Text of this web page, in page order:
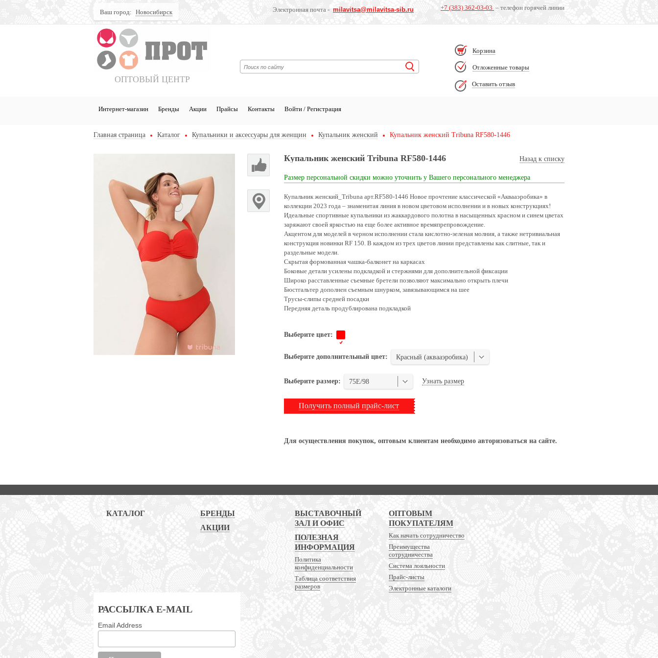
+7 (383) 362-03-03 – телефон горячей линии
Электронная почта - milavitsa@milavitsa-sib.ru
Ваш город: Новосибирск
Корзина
Отложенные товары
Оставить отзыв
ОПТОВЫЙ ЦЕНТР
Интернет-магазин Бренды Акции Прайсы Контакты Войти / Регистрация
Главная страница Каталог Купальники и аксессуары для женщин Купальник женский Купальник женский Tribuna RF580-1446
Назад к списку
Купальник женский Tribuna RF580-1446
Размер персональной скидки можно уточнить у Вашего персонального менеджера
Купальник женский_Tribuna арт.RF580-1446 Новое прочтение классической «Аквааэробика» в
коллекции 2023 года – знаменитая линия в новом цветовом исполнении и в новых конструкциях!
Идеальные спортивные купальники из жаккардового полотна в насыщенных красном и синем цветах
заряжают своей яркостью на еще более активное времяпрепровождение.
Акцентом для моделей в черном исполнении стала кислотно-зеленая молния, а также нетривиальная
конструкция новинки RF 150. В каждом из трех цветов линии представлены как слитные, так и
раздельные модели.
Скрытая формованная чашка-балконет на каркасах
Боковые детали усилены подкладкой и стержнями для дополнительной фиксации
Широко расставленные съемные бретели позволяют максимально открыть плечи
Бюстгальтер дополнен съемным шнурком, завязывающимся на шее
Трусы-слипы средней посадки
Передняя деталь продублирована подкладкой
Выберите цвет:
Выберите дополнительный цвет: Красный (аквааэробика)
Выберите размер: 75E/98 Узнать размер
Получить полный прайс-лист
Для осуществления покупок, оптовым клиентам необходимо авторизоваться на сайте.
КАТАЛОГ
БРЕНДЫ
АКЦИИ
ВЫСТАВОЧНЫЙ
ЗАЛ И ОФИС
ПОЛЕЗНАЯ
ИНФОРМАЦИЯ
Политика
конфиденциальности
Таблица соответствия
размеров
ОПТОВЫМ
ПОКУПАТЕЛЯМ
Как начать сотрудничество
Преимущества
сотрудничества
Система лояльности
Прайс-листы
Электронные каталоги
РАССЫЛКА E-MAIL
Email Address